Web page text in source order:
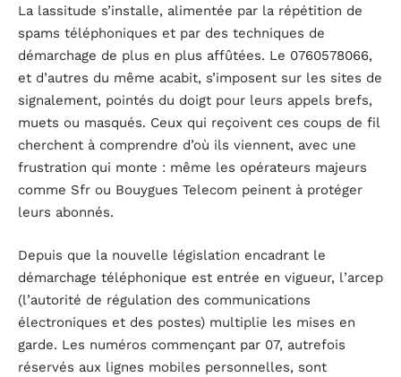
La lassitude s’installe, alimentée par la répétition de
spams téléphoniques et par des techniques de
démarchage de plus en plus affûtées. Le 0760578066,
et d’autres du même acabit, s’imposent sur les sites de
signalement, pointés du doigt pour leurs appels brefs,
muets ou masqués. Ceux qui reçoivent ces coups de fil
cherchent à comprendre d’où ils viennent, avec une
frustration qui monte : même les opérateurs majeurs
comme Sfr ou Bouygues Telecom peinent à protéger
leurs abonnés.
Depuis que la nouvelle législation encadrant le
démarchage téléphonique est entrée en vigueur, l’arcep
(l’autorité de régulation des communications
électroniques et des postes) multiplie les mises en
garde. Les numéros commençant par 07, autrefois
réservés aux lignes mobiles personnelles, sont